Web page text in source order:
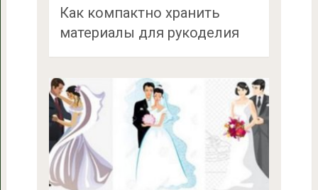
Как компактно хранить
материалы для рукоделия